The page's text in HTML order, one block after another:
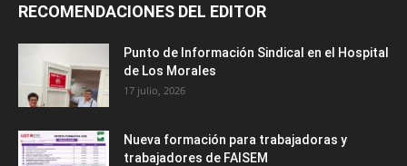
RECOMENDACIONES DEL EDITOR
Punto de Información Sindical en el Hospital
de Los Morales
17 julio, 2026
Nueva formación para trabajadoras y
trabajadores de FAISEM